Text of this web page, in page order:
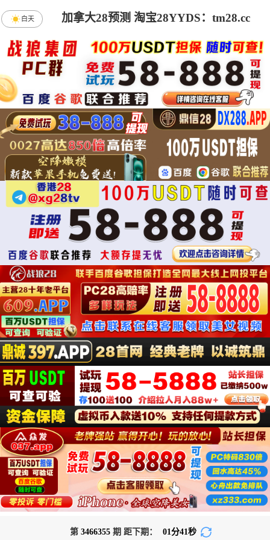
加拿大28预测 淘宝28YYDS：tm28.cc
白天
第 3466355期 距下期： 01分40秒